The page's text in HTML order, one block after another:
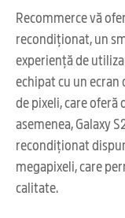
Recommerce vă
recondiționat, un
experiență de
echipat cu un ecran
de pixeli, care oferă
asemenea, Galaxy
recondiționat
megapixeli, care
calitate.